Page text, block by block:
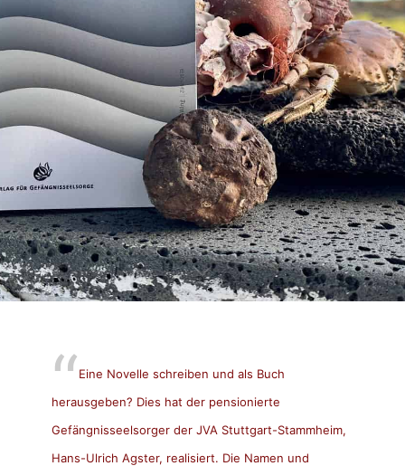
Eine Novelle schreiben und als Buch
herausgeben? Dies hat der pensionierte
Gefängnisseelsorger der JVA Stuttgart-Stammheim,
Hans-Ulrich Agster, realisiert. Die Namen und